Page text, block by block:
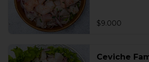
$9.000
Ceviche